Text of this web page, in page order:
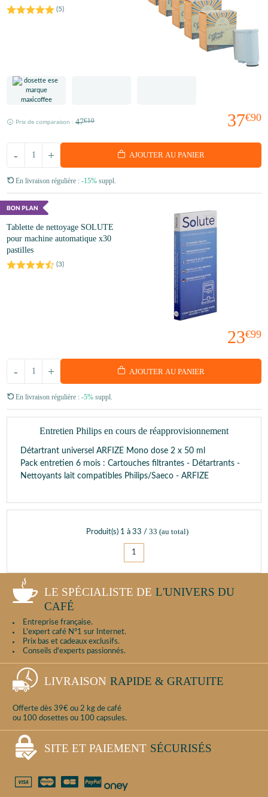
(5)
37€90
Prix de comparaison : 47€10
+
- AJOUTER AU PANIER
En livraison régulière : -15% suppl.
Tablette de nettoyage SOLUTE
pour machine automatique x30
pastilles
(3)
23€99
+
- AJOUTER AU PANIER
En livraison régulière : -5% suppl.
Entretien Philips en cours de réapprovisionnement
Détartrant universel ARFIZE Mono dose 2 x 50 ml
Pack entretien 6 mois : Cartouches filtrantes - Détartrants -
Nettoyants lait compatibles Philips/Saeco - ARFIZE
Produit(s) 1 à 33 / 33 (au total)
1
LE SPÉCIALISTE DE L'UNIVERS DU
CAFÉ
Entreprise française.
L'expert café N°1 sur Internet.
Prix bas et cadeaux exclusifs.
Conseils d'experts passionnés.
LIVRAISON RAPIDE & GRATUITE
Offerte dès 39€ ou 2 kg de café
ou 100 dosettes ou 100 capsules.
SITE ET PAIEMENT SÉCURISÉS